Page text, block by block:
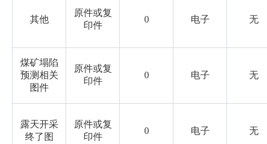
其他
原件或复
印件
0 电子 无
煤矿塌陷
预测相关
图件
原件或复
印件
0 电子 无
露天开采
终了图
原件或复
印件
0 电子 无